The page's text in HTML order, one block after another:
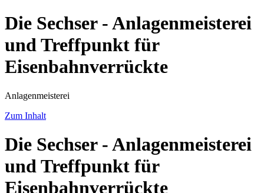
Die Sechser - Anlagenmeisterei
und Treffpunkt für
Eisenbahnverrückte
Anlagenmeisterei
Zum Inhalt
Die Sechser - Anlagenmeisterei
und Treffpunkt für
Eisenbahnverrückte